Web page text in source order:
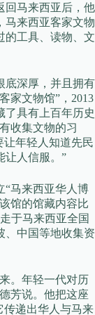
回马来西亚后，他
马来西亚客家文物
的工具、读物、文
底深厚，并且拥有
家文物馆”，2013
了具有上百年历史
收集文物的习
让年轻人知道先民
让人信服。”
“马来西亚华人博
馆的馆藏内容比
于马来西亚全国
、中国等地收集资
。年轻一代对历
芳说。他把这座
传递出华人与马来